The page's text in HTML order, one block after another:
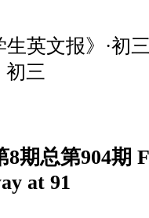
英文报》·初
三
8期总第904期
at 91